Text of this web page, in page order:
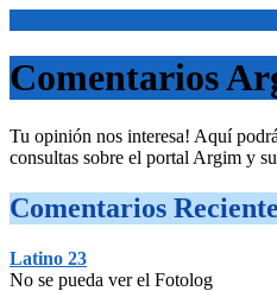
Comentarios
Tu opinión nos interesa! Aquí
consultas sobre el portal Argim y
Comentarios
Latino 23
No se pueda ver el Fotolog